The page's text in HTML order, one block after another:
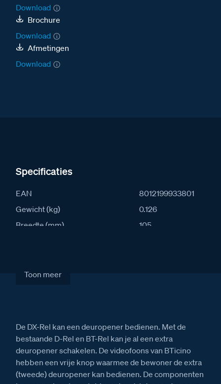
Download
Brochure
Download
Afmetingen
Download
Specificaties
EAN
8012199933801
Gewicht (kg)
0.126
Breedte (mm)
105
IP waarde
Verkoopprijs excl. BTW € 169,00
Toon meer
De DX-Rel kan een deuropener bedienen. Met de
bestaande D-Rel en BT-Rel kan je al een extra
deuropener schakelen. De videofoons van BTicino
hebben een vrije knop waarmee de bewoner de extra
(tweede) deuropener kan bedienen. De componenten